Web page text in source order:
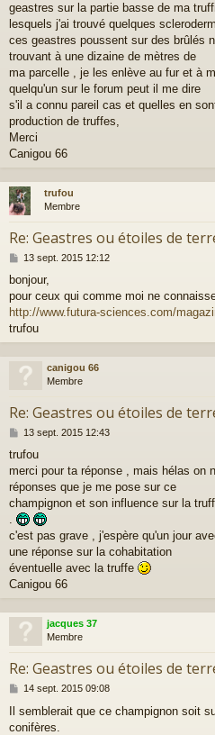
a
g
geastres sur la partie basse de ma
lesquels j'ai trouvé quelques
ces geastres poussent sur des brûlés
trouvant à une dizaine de mètres de
ma parcelle , je les enlève au fur et à
quelqu'un sur le forum peut il me dire
s'il a connu pareil cas et quelles en
production de truffes,
Merci
Canigou 66
trufou
Membre
Re: Geastres ou étoiles de
M
s
s
a
g
13 sept. 2015 12:12
bonjour,
pour ceux qui comme moi ne
http://www.futura-sciences.com/
trufou
canigou 66
Membre
Re: Geastres ou étoiles de
M
s
s
a
g
e
13 sept. 2015 12:43
trufou
merci pour ta réponse , mais hélas on
réponses que je me pose sur ce
champignon et son influence sur la
.
c'est pas grave , j'espère qu'un jour
une réponse sur la cohabitation
éventuelle avec la truffe
Canigou 66
jacques 37
Membre
Re: Geastres ou étoiles de
M
s
s
14 sept. 2015 09:08
Il semblerait que ce champignon soit
conifères.